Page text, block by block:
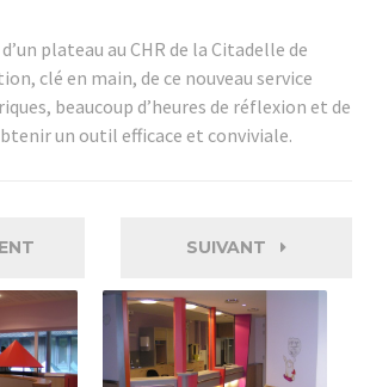
plateau au CHR de la Citadelle de
clé en main, de ce nouveau service
beaucoup d’heures de réflexion et de
un outil efficace et conviviale.
SUIVANT